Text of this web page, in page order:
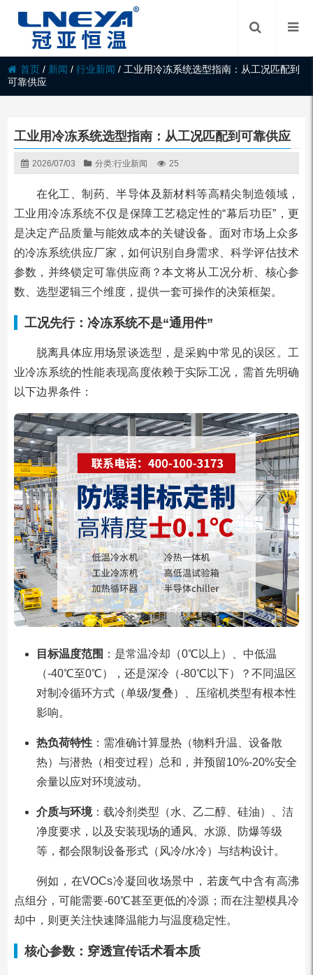
首页 / 新闻 /行业新闻 / 工业用冷冻系统选型指南：从工况匹配到
可靠供应
工业用冷冻系统选型指南：从工况匹配到可靠供应
2026/07/03 分类:行业新闻 25
在化工、制药、半导体及新材料等高精尖制造领域，
工业用冷冻系统不仅是保障工艺稳定性的“幕后功臣”，更
是决定产品质量与能效成本的关键设备。面对市场上众多
的冷冻系统供应厂家，如何识别自身需求、科学评估技术
参数，并终锁定可靠供应商？本文将从工况分析、核心参
数、选型逻辑三个维度，提供一套可操作的决策框架。
工况先行：冷冻系统不是“通用件”
脱离具体应用场景谈选型，是采购中常见的误区。工
业冷冻系统的性能表现高度依赖于实际工况，需首先明确
以下边界条件：
目标温度范围 ：是常温冷却（0℃以上）、中低温
（-40℃至0℃），还是深冷（-80℃以下）？不同温区
对制冷循环方式（单级/复叠）、压缩机类型有根本性
影响。
热负荷特性：需准确计算显热（物料升温、设备散
热）与潜热（相变过程）总和，并预留10%-20%安全
余量以应对环境波动。
介质与环境：载冷剂类型（水、乙二醇、硅油）、洁
净度要求，以及安装现场的通风、水源、防爆等级
等，都会限制设备形式（风冷/水冷）与结构设计。
例如，在VOCs冷凝回收场景中，若废气中含有高沸
点组分，可能需要-60℃甚至更低的冷源；而在注塑模具冷
却中，则更关注快速降温能力与温度稳定性。
核心参数：穿透宣传话术看本质